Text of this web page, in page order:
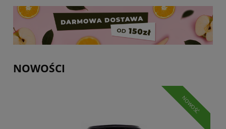
NOWOŚCI
NOWOŚĆ